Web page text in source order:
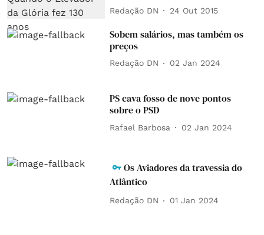
Redação DN 24 Out 2015
Sobem salários, mas também os
preços
Redação DN 02 Jan 2024
PS cava fosso de nove pontos
sobre o PSD
Rafael Barbosa 02 Jan 2024
Os Aviadores da travessia do
Atlântico
Redação DN 01 Jan 2024